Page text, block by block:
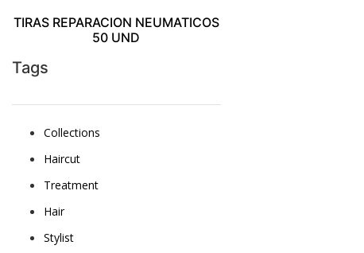
TIRAS REPARACION NEUMATICOS
50 UND
Tags
Collections
Haircut
Treatment
Hair
Stylist